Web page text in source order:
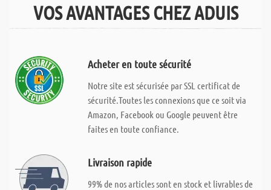
VOS AVANTAGES CHEZ ADUIS
Acheter en toute sécurité
Notre site est sécurisée par SSL certificat de
sécurité.Toutes les connexions que ce soit via
Amazon, Facebook ou Google peuvent être
faites en toute confiance.
Livraison rapide
99% de nos articles sont en stock et livrables de